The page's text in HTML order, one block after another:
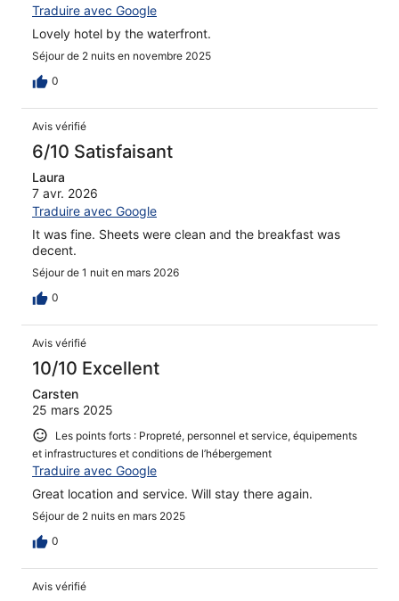
Traduire avec Google
Lovely hotel by the waterfront.
Séjour de 2 nuits en novembre 2025
0
Avis vérifié
6/10 Satisfaisant
Laura
7 avr. 2026
Traduire avec Google
It was fine. Sheets were clean and the breakfast was
decent.
Séjour de 1 nuit en mars 2026
0
Avis vérifié
10/10 Excellent
Carsten
25 mars 2025
Les points forts : Propreté, personnel et service, équipements
et infrastructures et conditions de l’hébergement
Traduire avec Google
Great location and service. Will stay there again.
Séjour de 2 nuits en mars 2025
0
Avis vérifié